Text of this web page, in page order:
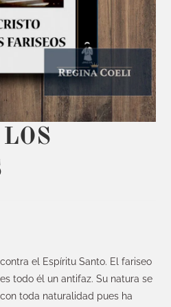
el Espíritu Santo. El fariseo
todo él un antifaz. Su natura se
toda naturalidad pues ha